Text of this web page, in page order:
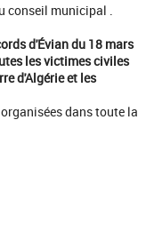
conseil municipal .
d'Évian du 18 mars
les victimes civiles
d'Algérie et les
dans toute la